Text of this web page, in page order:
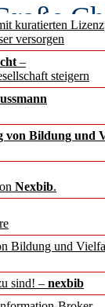
kuratierten
versorgen
–
steigern
von Bildung und
Nexbib.
Bildung und
sind! – nexbib
–
für